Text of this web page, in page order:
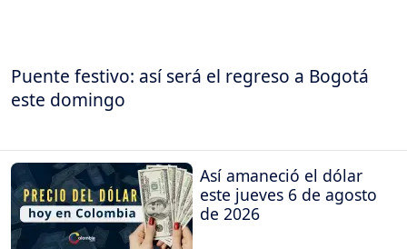
Puente festivo: así será el regreso a Bogotá
este domingo
Así amaneció el dólar
este jueves 6 de agosto
de 2026